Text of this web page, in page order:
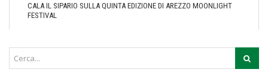
CALA IL SIPARIO SULLA QUINTA EDIZIONE DI AREZZO MOONLIGHT
FESTIVAL